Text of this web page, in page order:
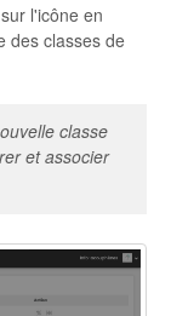
l'icône en
des classes de
classe
et associer